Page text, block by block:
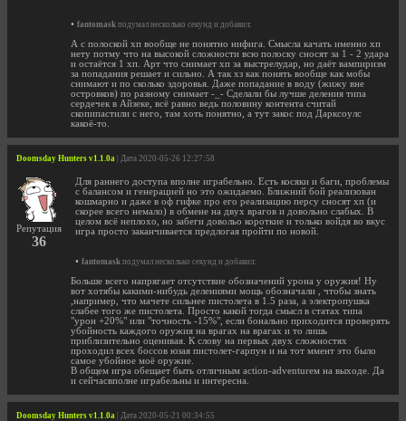
• fantomask подумал несколько секунд и добавил:
А с полоской хп вообще не понятно нифига. Смысла качать именно хп
нету потму что на высокой сложности всю полоску сносят за 1 - 2 удара
и остаётся 1 хп. Арт что снимает хп за выстрелудар, но даёт вампиризм
за попадания решает и сильно. А так хз как понять вообще как мобы
снимают и по сколько здоровья. Даже попадание в воду (жижу вне
островков) по разному снимает -_- Сделали бы лучше деления типа
сердечек в Айзеке, всё равно ведь половину контента считай
скопипастили с него, там хоть понятно, а тут закос под Дарксоулс
какоё-то.
Doomsday Hunters v1.1.0a | Дата 2020-05-26 12:27:58
Репутация
36
Для раннего доступа вполне играбельно. Есть косяки и баги, проблемы
с балансом и генерацией но это ожидаемо. Ближний бой реализован
кошмарно и даже в оф гифке про его реализацию персу сносят хп (и
скорее всего немало) в обмене на двух врагов и довольно слабых. В
целом всё неплохо, но забеги довольо короткие и только войдя во вкус
игра просто заканчивается предлогая пройти по новой.
• fantomask подумал несколько секунд и добавил:
Больше всего напрягает отсутствие обозначений урона у оружия! Ну
вот хотябы какими-нибудь делениями мощь обозначали , чтобы знать
,например, что мачете сильнее пистолета в 1.5 раза, а электропушка
слабее того же пистолета. Просто какой тогда смысл в статах типа
"урон +20%" или "точность -15%", если бонально приходится проверять
убойность каждого оружия на врагах на врагах и то лишь
приблизительно оценивая. К слову на первых двух сложностях
проходил всех боссов юзая пистолет-гарпун и на тот ммент это было
самое убойное моё оружие.
В общем игра обещает быть отличным action-adventureм на выходе. Да
и сейчасвполне играбельны и интересна.
Doomsday Hunters v1.1.0a | Дата 2020-05-21 00:34:55